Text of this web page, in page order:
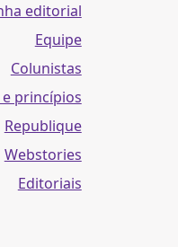
editorial
Equipe
Colunistas
princípios
Republique
Webstories
Editoriais